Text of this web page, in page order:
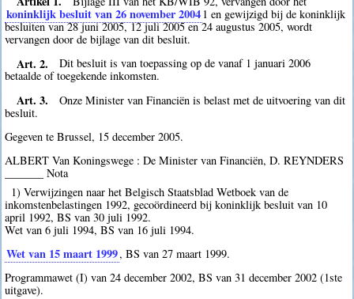
koninklijk besluit van 26 november 2004 1 en gewijzigd bij de koninklijk
besluiten van 28 juni 2005, 12 juli 2005 en 24 augustus 2005, wordt
vervangen door de bijlage van dit besluit.
Art. 2.
Dit besluit is van toepassing op de vanaf 1 januari 2006
betaalde of toegekende inkomsten.
Art. 3.
Onze Minister van Financiën is belast met de uitvoering van dit
besluit.
Gegeven te Brussel, 15 december 2005.
ALBERT Van Koningswege : De Minister van Financiën, D. REYNDERS
_______ Nota
1) Verwijzingen naar het Belgisch Staatsblad Wetboek van de
inkomstenbelastingen 1992, gecoördineerd bij koninklijk besluit van 10
april 1992, BS van 30 juli 1992.
Wet van 6 juli 1994, BS van 16 juli 1994.
Wet van 15 maart 1999, BS van 27 maart 1999.
Programmawet (I) van 24 december 2002, BS van 31 december 2002 (1ste
uitgave).